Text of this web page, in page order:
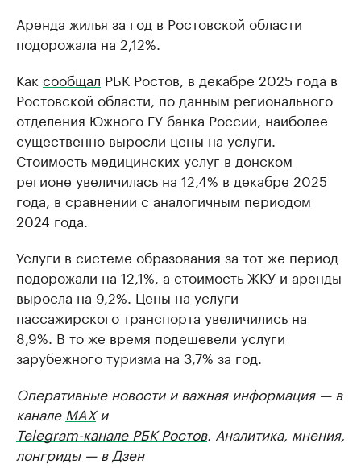
Аренда жилья за год в Ростовской области
подорожала на 2,12%.
Как сообщал РБК Ростов, в декабре 2025 года в
Ростовской области, по данным регионального
отделения Южного ГУ банка России, наиболее
существенно выросли цены на услуги.
Стоимость медицинских услуг в донском
регионе увеличилась на 12,4% в декабре 2025
года, в сравнении с аналогичным периодом
2024 года.
Услуги в системе образования за тот же период
подорожали на 12,1%, а стоимость ЖКУ и аренды
выросла на 9,2%. Цены на услуги
пассажирского транспорта увеличились на
8,9%. В то же время подешевели услуги
зарубежного туризма на 3,7% за год.
Оперативные новости и важная информация — в
канале MAXи
Telegram-канале РБК Ростов. Аналитика, мнения,
лонгриды — в Дзен